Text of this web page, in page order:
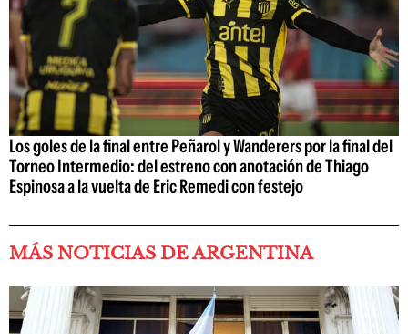
Los goles de la final entre Peñarol y Wanderers por la final del
Torneo Intermedio: del estreno con anotación de Thiago
Espinosa a la vuelta de Eric Remedi con festejo
MÁS NOTICIAS DE ARGENTINA